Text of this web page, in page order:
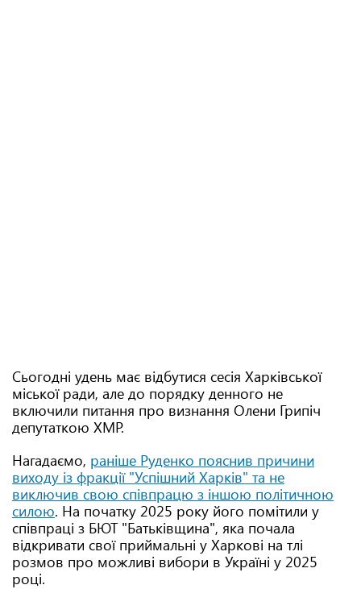
Сьогодні удень має відбутися сесія Харківської
міської ради, але до порядку денного не
включили питання про визнання Олени Грипіч
депутаткою ХМР.
Нагадаємо, раніше Руденко пояснив причини
виходу із фракції "Успішний Харків" та не
виключив свою співпрацю з іншою політичною
силою. На початку 2025 року його помітили у
співпраці з БЮТ "Батьківщина", яка почала
відкривати свої приймальні у Харкові на тлі
розмов про можливі вибори в Україні у 2025
році.